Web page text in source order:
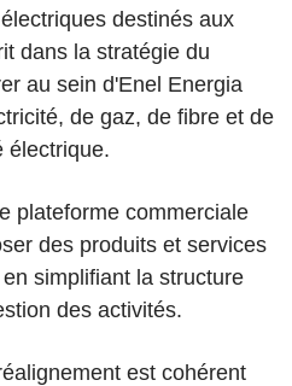
destinés aux
dans la stratégie du
au sein d'Enel Energia
de gaz, de fibre et de
électrique.
plateforme commerciale
des produits et services
simplifiant la structure
des activités.
est cohérent